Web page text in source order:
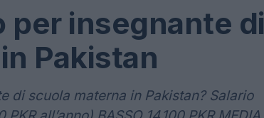
per insegnante di
Pakistan
di scuola materna in Pakistan? Salario